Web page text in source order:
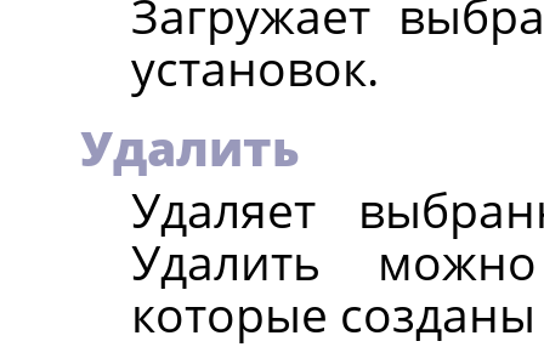
Загружает
установок.
Удалить
Удаляет
Удалить
которые